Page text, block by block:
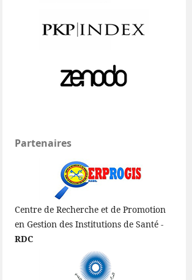
Partenaires
Centre de Recherche et de Promotion
en Gestion des Institutions de Santé -
RDC